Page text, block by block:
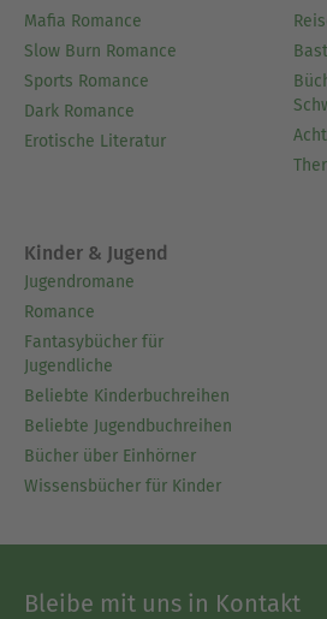
Mafia Romance
Slow Burn Romance
Sports Romance
Dark Romance
Erotische Literatur
Kinder & Jugend
Jugendromane
Romance
Fantasybücher für
Jugendliche
Beliebte Kinderbuchreihen
Beliebte Jugendbuchreihen
Bücher über Einhörner
Wissensbücher für Kinder
Bleibe mit uns in Kontakt